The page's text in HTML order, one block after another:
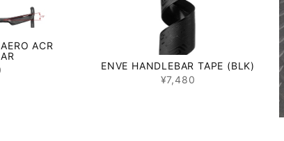
ACR
ENVE HANDLEBAR TAPE (BLK)
¥7,480